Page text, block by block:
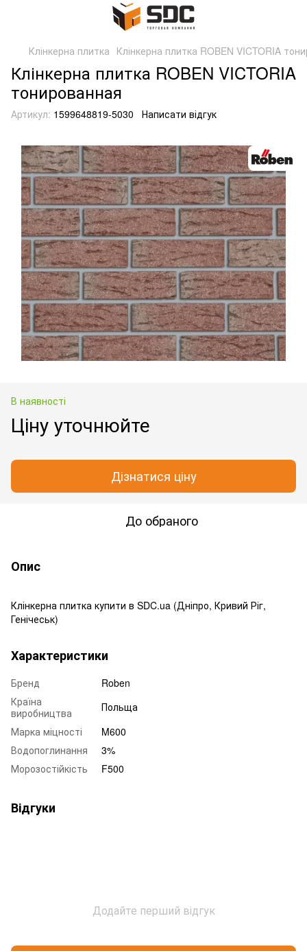
Клінкерна плитка Клінкерна плитка ROBEN VICTORIA
Клінкерна плитка ROBEN VICTORIA
тонированная
Артикул: 1599648819-5030 Написати відгук
В наявності
Ціну уточнюйте
Дізнатися ціну
До обраного
Опис
Клінкерна плитка купити в SDC.ua (Дніпро, Кривий Ріг,
Генічеськ)
Характеристики
Бренд
Roben
Країна
виробництва
Польща
Марка міцності
M600
Водопоглинання
3%
Морозостійкість
F500
Відгуки
Додайте перший відгук